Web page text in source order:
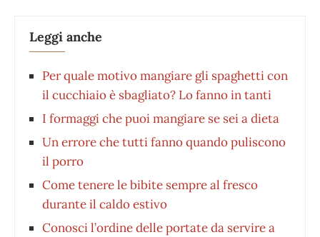
Leggi anche
Per quale motivo mangiare gli spaghetti con
il cucchiaio è sbagliato? Lo fanno in tanti
I formaggi che puoi mangiare se sei a dieta
Un errore che tutti fanno quando puliscono
il porro
Come tenere le bibite sempre al fresco
durante il caldo estivo
Conosci l’ordine delle portate da servire a